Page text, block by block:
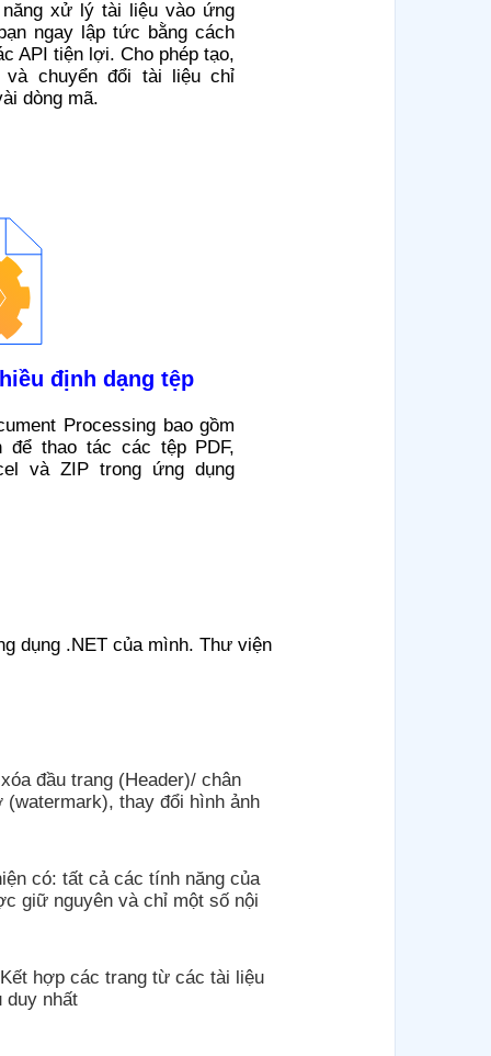
xử lý tài liệu vào ứng
ngay lập tức bằng cách
API tiện lợi. Cho phép tạo,
và chuyển đổi tài liệu chỉ
dòng mã.
định dạng tệp
Processing bao gồm
để thao tác các tệp PDF,
và ZIP trong ứng dụng
dụng .NET của mình. Thư viện
đầu trang (Header)/ chân
thay đổi hình ảnh
có: tất cả các tính năng của
giữ nguyên và chỉ một số nội
hợp các trang từ các tài liệu
duy nhất